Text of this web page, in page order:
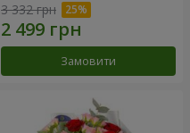
3 332 грн
Замовити